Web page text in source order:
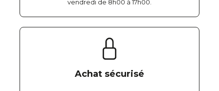
vendredi de 8h00 à 17h00.
Achat sécurisé